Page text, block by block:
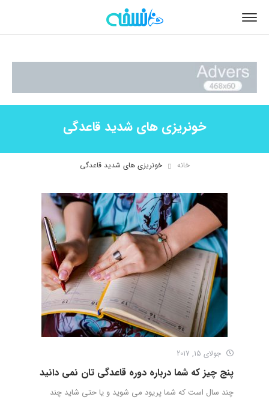
خونریزی های شدید قاعدگی
خانه خونریزی های شدید قاعدگی
جولای 15, 2017
پنج چیز که شما درباره دوره قاعدگی تان نمی دانید
چند سال است که شما پریود می شوید و یا حتی شاید چند